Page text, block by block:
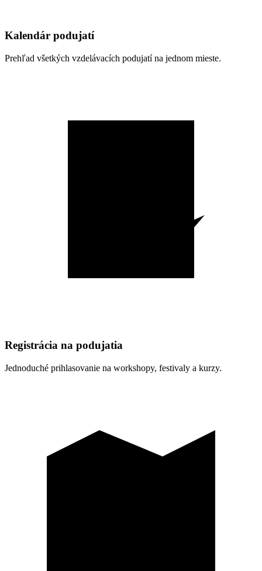
Kalendár podujatí
Prehľad všetkých vzdelávacích podujatí na jednom mieste.
Registrácia na podujatia
Jednoduché prihlasovanie na workshopy, festivaly a kurzy.